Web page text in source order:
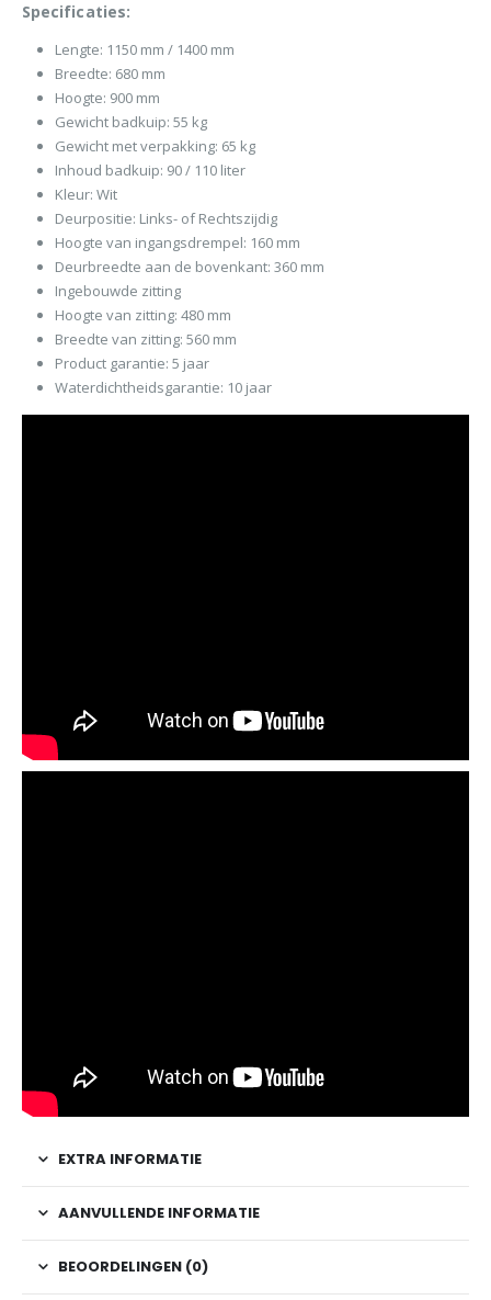
Specificaties:
Lengte: 1150 mm / 1400 mm
Breedte: 680 mm
Hoogte: 900 mm
Gewicht badkuip: 55 kg
Gewicht met verpakking: 65 kg
Inhoud badkuip: 90 / 110 liter
Kleur: Wit
Deurpositie: Links- of Rechtszijdig
Hoogte van ingangsdrempel: 160 mm
Deurbreedte aan de bovenkant: 360 mm
Ingebouwde zitting
Hoogte van zitting: 480 mm
Breedte van zitting: 560 mm
Product garantie: 5 jaar
Waterdichtheidsgarantie: 10 jaar
EXTRA INFORMATIE
AANVULLENDE INFORMATIE
BEOORDELINGEN (0)